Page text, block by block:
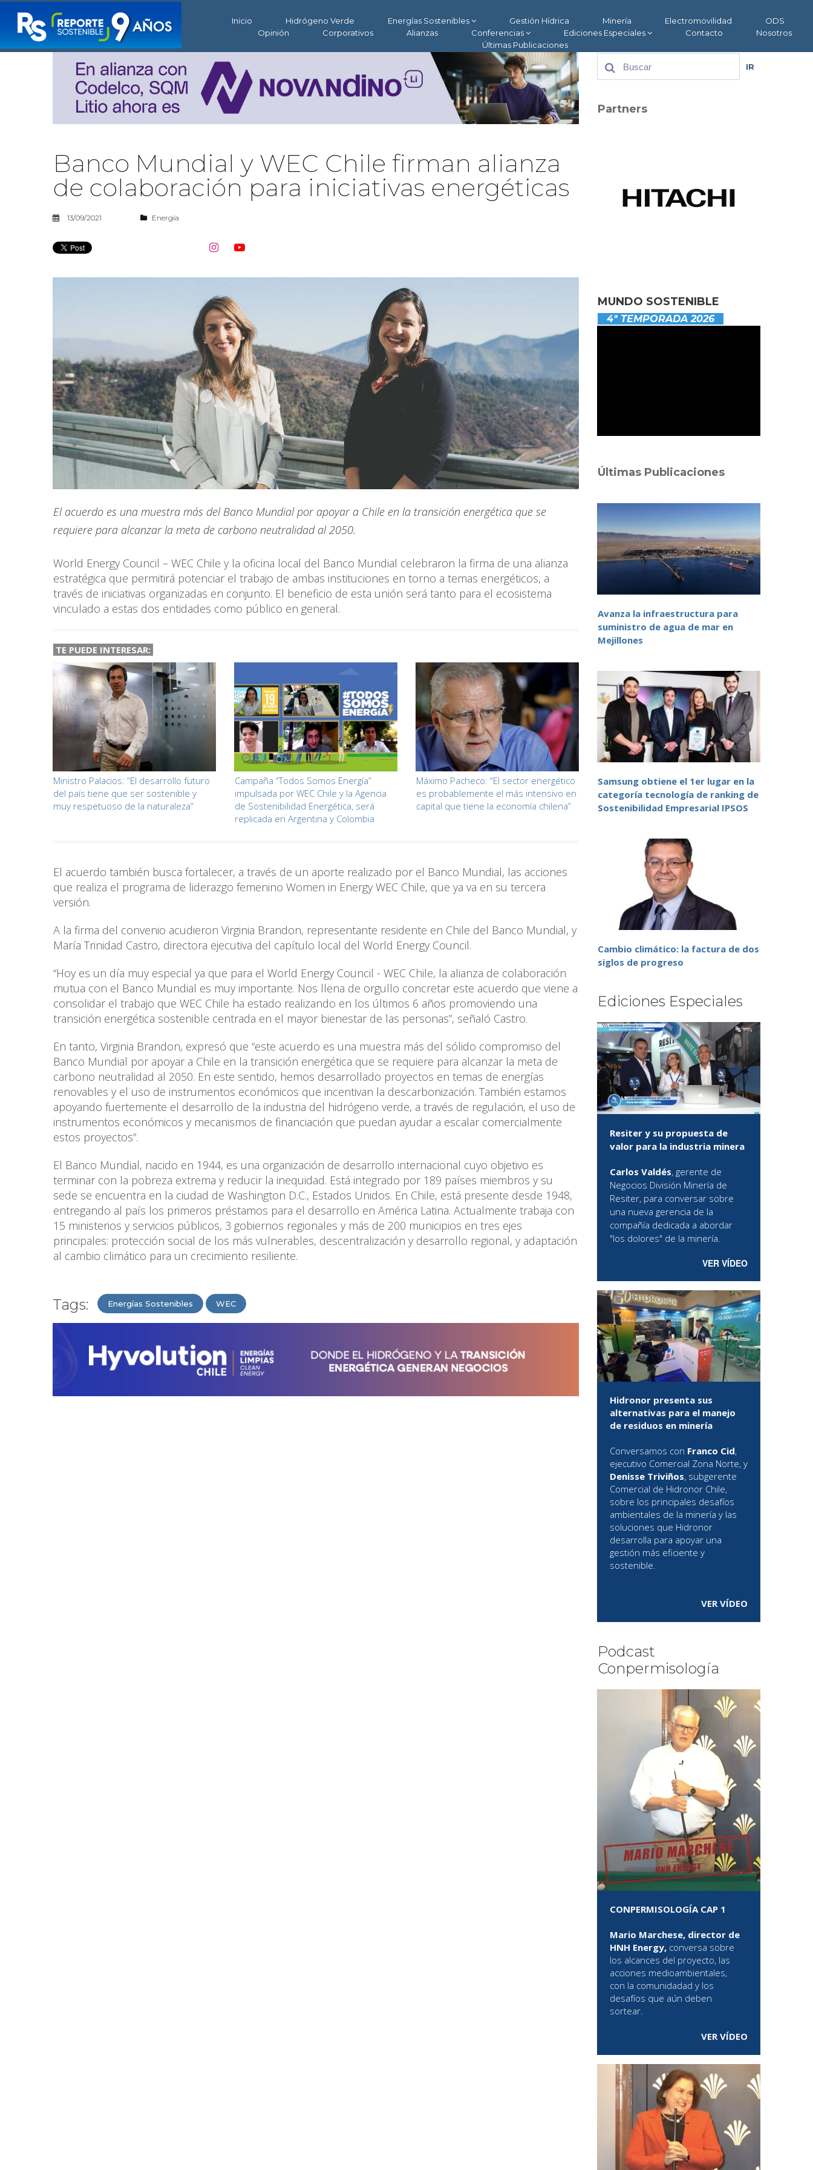
Inicio Hidrógeno Verde Energías Sostenibles Gestión Hídrica Minería Electromovilidad
ODS
Opinión
Corporativos Alianzas Conferencias Ediciones Especiales Contacto
Nosotros
Últimas Publicaciones
Banco Mundial y WEC Chile firman alianza
de colaboración para iniciativas energéticas
13/09/2021 Energía
 
El acuerdo es una muestra más del Banco Mundial por apoyar a Chile en la transición energética que se
requiere para alcanzar la meta de carbono neutralidad al 2050.
World Energy Council – WEC Chile y la oficina local del Banco Mundial celebraron la firma de una alianza
estratégica que permitirá potenciar el trabajo de ambas instituciones en torno a temas energéticos, a
través de iniciativas organizadas en conjunto. El beneficio de esta unión será tanto para el ecosistema
vinculado a estas dos entidades como público en general.
TE PUEDE INTERESAR:
Ministro Palacios: “El desarrollo futuro
del país tiene que ser sostenible y
muy respetuoso de la naturaleza”
Campaña “Todos Somos Energía”
impulsada por WEC Chile y la Agencia
de Sostenibilidad Energética, será
replicada en Argentina y Colombia
Máximo Pacheco: “El sector energético
es probablemente el más intensivo en
capital que tiene la economía chilena”
El acuerdo también busca fortalecer, a través de un aporte realizado por el Banco Mundial, las acciones
que realiza el programa de liderazgo femenino Women in Energy WEC Chile, que ya va en su tercera
versión.
A la firma del convenio acudieron Virginia Brandon, representante residente en Chile del Banco Mundial, y
María Trinidad Castro, directora ejecutiva del capítulo local del World Energy Council.
“Hoy es un día muy especial ya que para el World Energy Council - WEC Chile, la alianza de colaboración
mutua con el Banco Mundial es muy importante. Nos llena de orgullo concretar este acuerdo que viene a
consolidar el trabajo que WEC Chile ha estado realizando en los últimos 6 años promoviendo una
transición energética sostenible centrada en el mayor bienestar de las personas”, señaló Castro.
En tanto, Virginia Brandon, expresó que “este acuerdo es una muestra más del sólido compromiso del
Banco Mundial por apoyar a Chile en la transición energética que se requiere para alcanzar la meta de
carbono neutralidad al 2050. En este sentido, hemos desarrollado proyectos en temas de energías
renovables y el uso de instrumentos económicos que incentivan la descarbonización. También estamos
apoyando fuertemente el desarrollo de la industria del hidrógeno verde, a través de regulación, el uso de
instrumentos económicos y mecanismos de financiación que puedan ayudar a escalar comercialmente
estos proyectos”.
El Banco Mundial, nacido en 1944, es una organización de desarrollo internacional cuyo objetivo es
terminar con la pobreza extrema y reducir la inequidad. Está integrado por 189 países miembros y su
sede se encuentra en la ciudad de Washington D.C., Estados Unidos. En Chile, está presente desde 1948,
entregando al país los primeros préstamos para el desarrollo en América Latina. Actualmente trabaja con
15 ministerios y servicios públicos, 3 gobiernos regionales y más de 200 municipios en tres ejes
principales: protección social de los más vulnerables, descentralización y desarrollo regional, y adaptación
al cambio climático para un crecimiento resiliente.
Tags: Energías Sostenibles WEC
IR
Partners
MUNDO SOSTENIBLE
4ª TEMPORADA 2026
Últimas Publicaciones
Avanza la infraestructura para
suministro de agua de mar en
Mejillones
Samsung obtiene el 1er lugar en la
categoría tecnología de ranking de
Sostenibilidad Empresarial IPSOS
Cambio climático: la factura de dos
siglos de progreso
Ediciones Especiales
Resiter y su propuesta de
valor para la industria minera
Carlos Valdés, gerente de
Negocios División Minería de
Resiter, para conversar sobre
una nueva gerencia de la
compañía dedicada a abordar
"los dolores" de la minería.
VER VÍDEO
Hidronor presenta sus
alternativas para el manejo
de residuos en minería
Conversamos con Franco Cid,
ejecutivo Comercial Zona Norte, y
Denisse Triviños, subgerente
Comercial de Hidronor Chile,
sobre los principales desafíos
ambientales de la minería y las
soluciones que Hidronor
desarrolla para apoyar una
gestión más eficiente y
sostenible.
VER VÍDEO
Podcast
Conpermisología
CONPERMISOLOGÍA CAP 1
Mario Marchese, director de
HNH Energy, conversa sobre
los alcances del proyecto, las
acciones medioambientales,
con la comunidadad y los
desafíos que aún deben
sortear.
VER VÍDEO